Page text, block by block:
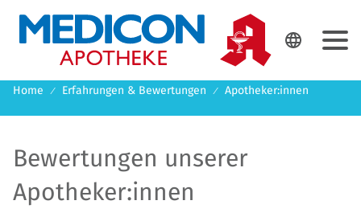

DE EN
Home Erfahrungen & Bewertungen Apotheker:innen
Bewertungen unserer
Apotheker:innen